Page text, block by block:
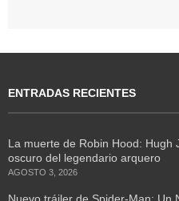
ENTRADAS RECIENTES
La muerte de Robin Hood: Hugh
oscuro del legendario arquero
AGOSTO 3, 2026
Nuevo tráiler de Spider-Man: Un